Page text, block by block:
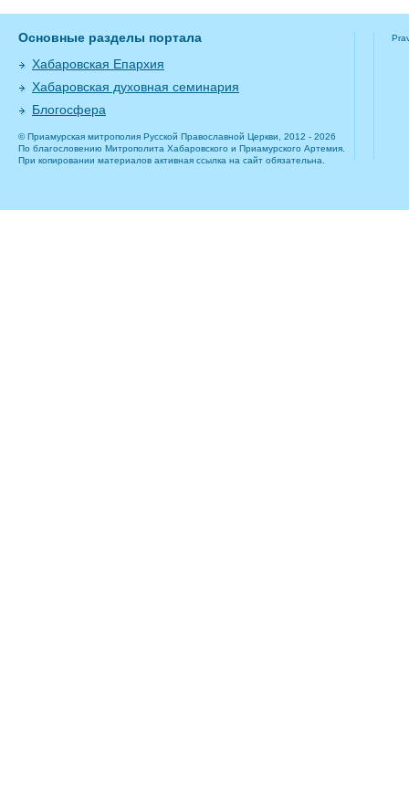
Основные разделы портала
Хабаровская Епархия
Хабаровская духовная семинария
Блогосфера
© Приамурская митрополия Русской Православной Церкви, 2012 - 2026
По благословению Митрополита Хабаровского и Приамурского Артемия.
При копировании материалов активная ссылка на сайт обязательна.